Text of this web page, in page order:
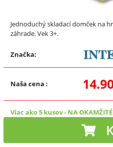
Jednoduchý skladací domček na
záhrade. Vek 3+.
Značka:
Naša cena :
Viac ako 5 kusov- NA